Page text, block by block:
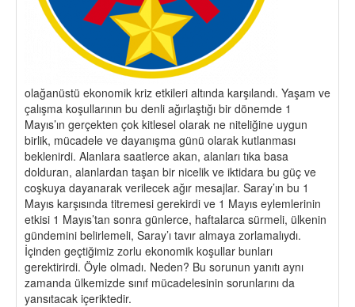
olağanüstü ekonomik kriz etkileri altında karşılandı. Yaşam ve
çalışma koşullarının bu denli ağırlaştığı bir dönemde 1
Mayıs’ın gerçekten çok kitlesel olarak ne niteliğine uygun
birlik, mücadele ve dayanışma günü olarak kutlanması
beklenirdi. Alanlara saatlerce akan, alanları tıka basa
dolduran, alanlardan taşan bir nicelik ve iktidara bu güç ve
coşkuya dayanarak verilecek ağır mesajlar. Saray’ın bu 1
Mayıs karşısında titremesi gerekirdi ve 1 Mayıs eylemlerinin
etkisi 1 Mayıs’tan sonra günlerce, haftalarca sürmeli, ülkenin
gündemini belirlemeli, Saray’ı tavır almaya zorlamalıydı.
İçinden geçtiğimiz zorlu ekonomik koşullar bunları
gerektirirdi. Öyle olmadı. Neden? Bu sorunun yanıtı aynı
zamanda ülkemizde sınıf mücadelesinin sorunlarını da
yansıtacak içeriktedir.